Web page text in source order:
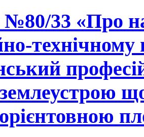
33 «Про